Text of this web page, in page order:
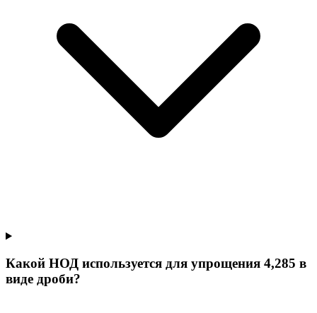
Какой НОД используется для упрощения 4,285 в
виде дроби?